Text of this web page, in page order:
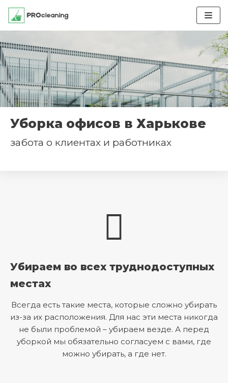
Перейти
к
Уборка офисов в Харькове
забота о клиентах и работниках
Убираем во всех труднодоступных
местах
Всегда есть такие места, которые сложно убирать
из-за их расположения. Для нас эти места никогда
не были проблемой – убираем везде. А перед
уборкой мы обязательно согласуем с вами, где
можно убирать, а где нет.